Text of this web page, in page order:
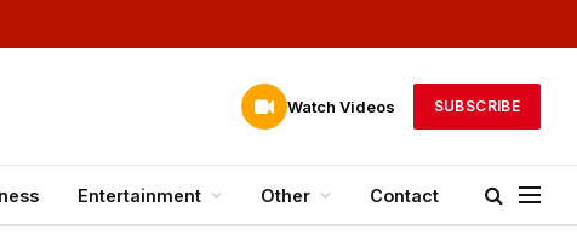
Watch Videos SUBSCRIBE
Entertainment Other Contact